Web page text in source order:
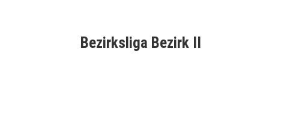
Bezirksliga Bezirk II